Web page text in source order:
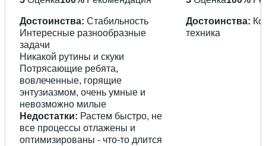
Достоинства: Стабильность
Интересные разнообразные
задачи
Никакой рутины и скуки
Потрясающие ребята,
вовлеченные, горящие
энтузиазмом, очень умные и
невозможно милые
Недостатки: Растем быстро, не
все процессы отлажены и
оптимизированы - что-то длится
Достоинства:
техника